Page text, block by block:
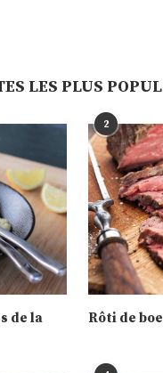
LES PLUS
de la
2
Rôti de